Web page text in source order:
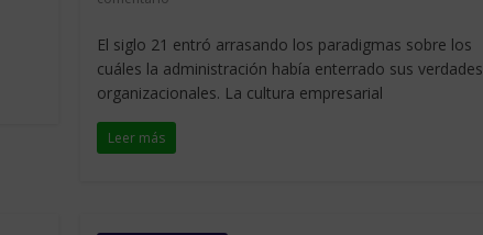
El siglo 21 entró arrasando los paradigmas sobre los
cuáles la administración había enterrado sus verdades
organizacionales. La cultura empresarial
Leer más